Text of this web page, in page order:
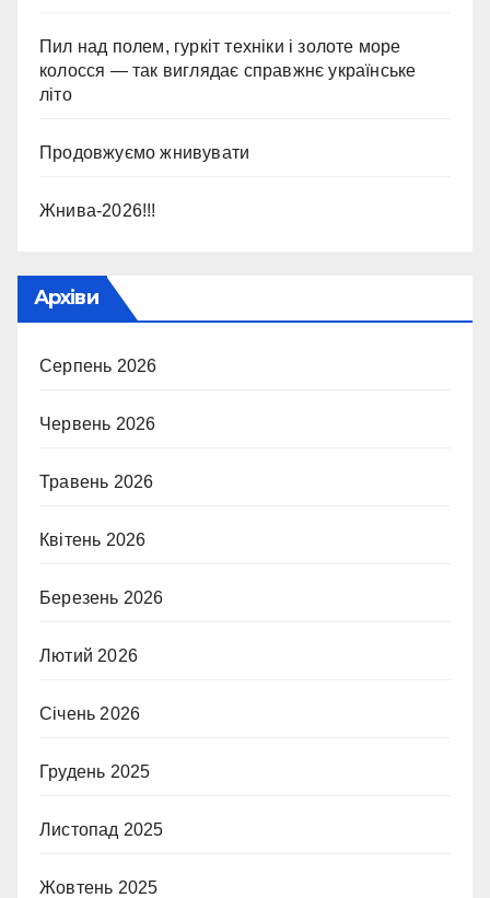
Пил над полем, гуркіт техніки і золоте море
колосся — так виглядає справжнє українське
літо
Продовжуємо жнивувати
Жнива-2026!!!
Архіви
Серпень 2026
Червень 2026
Травень 2026
Квітень 2026
Березень 2026
Лютий 2026
Січень 2026
Грудень 2025
Листопад 2025
Жовтень 2025